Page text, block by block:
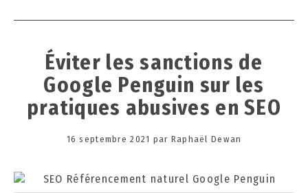
Éviter les sanctions de
Google Penguin sur les
pratiques abusives en SEO
Posted
16 septembre 2021 3
e
par Raphaël Dewan